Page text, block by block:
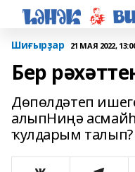
Шиғырҙар 21 МАЯ 2022,
Бер
Дөпөлдәтеп
алыпНиңә
ҡулдарым талып?